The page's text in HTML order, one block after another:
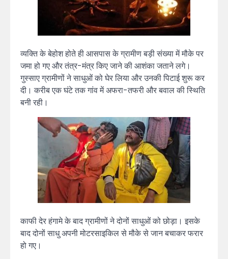
व्यक्ति के बेहोश होते ही आसपास के ग्रामीण बड़ी संख्या में मौके पर
जमा हो गए और तंत्र-मंत्र किए जाने की आशंका जताने लगे।
गुस्साए ग्रामीणों ने साधुओं को घेर लिया और उनकी पिटाई शुरू कर
दी। करीब एक घंटे तक गांव में अफरा-तफरी और बवाल की स्थिति
बनी रही।
काफी देर हंगामे के बाद ग्रामीणों ने दोनों साधुओं को छोड़ा। इसके
बाद दोनों साधु अपनी मोटरसाइकिल से मौके से जान बचाकर फरार
हो गए।